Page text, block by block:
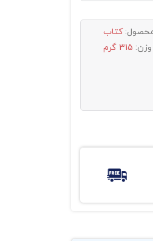
کتاب
وزن: 315 گرم